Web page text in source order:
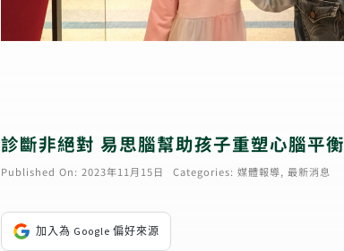
診斷非絕對 易思腦幫助孩子重塑心腦平衡
Published On: 2023年11月15日 Categories: 媒體報導, 最新消息
加入為 Google 偏好來源